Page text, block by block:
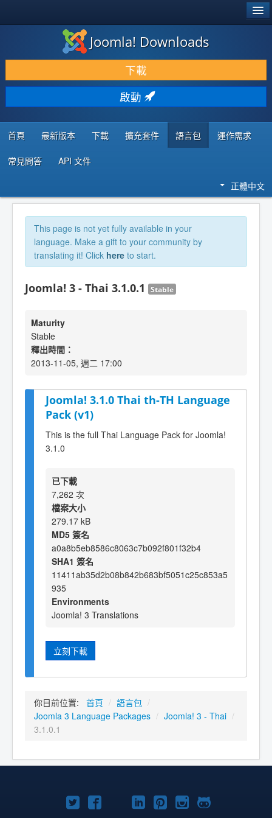
下載 & 擴充
發現 & 學習
社群 & 支援
程式者資源
Joomla! Downloads
下載
啟動
首頁 最新版本 下載 擴充套件 語言包 運作需求
常見問答 API 文件
正體中文
This page is not yet fully available in your
language. Make a gift to your community by
translating it! Click here to start.
Joomla! 3 - Thai 3.1.0.1 Stable
Maturity
Stable
釋出時間：
2013-11-05, 週二 17:00
Joomla! 3.1.0 Thai th-TH Language
Pack (v1)
This is the full Thai Language Pack for Joomla!
3.1.0
已下載
7,262 次
檔案大小
279.17 kB
MD5 簽名
a0a8b5eb8586c8063c7b092f801f32b4
SHA1 簽名
11411ab35d2b08b842b683bf5051c25c853a5
935
Environments
Joomla! 3 Translations
立刻下載
你目前位置: 首頁 / 語言包 /
Joomla 3 Language Packages / Joomla! 3 - Thai /
3.1.0.1
TwitterFacebookYouTube
Linkedln
Pinterest
Instagram
GitHub